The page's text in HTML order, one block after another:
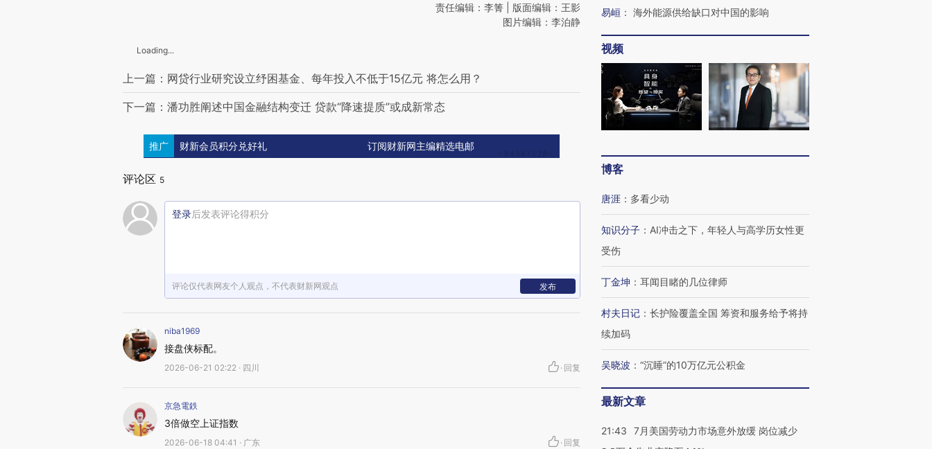
责任编辑：李箐 | 版面编辑：王影
图片编辑：李泊静
Loading...
上一篇：网贷行业研究设立纾困基金、每年投入不低于15亿元 将怎么用？
下一篇：潘功胜阐述中国金融结构变迁 贷款“降速提质”或成新常态
推广 财新会员积分兑好礼 订阅财新网主编精选电邮
评论区 5
登录后发表评论得积分
评论仅代表网友个人观点，不代表财新网观点 发布
niba1969
接盘侠标配。
2026-06-21 02:22 · 四川 · 回复
京急電鉄
3倍做空上证指数
2026-06-18 04:41 · 广东 · 回复
易峘 ： 海外能源供给缺口对中国的影响
视频
博客
唐涯 ： 多看少动
知识分子 ： AI冲击之下，年轻人与高学历女性更
受伤
丁金坤 ： 耳闻目睹的几位律师
村夫日记 ： 长护险覆盖全国 筹资和服务给予将持
续加码
吴晓波 ： “沉睡”的10万亿元公积金
最新文章
21:43
7月美国劳动力市场意外放缓 岗位减少